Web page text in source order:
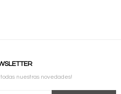
nuestras novedades!